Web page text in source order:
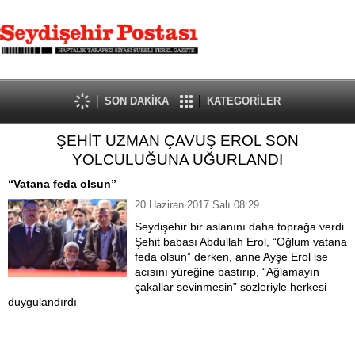
SON DAKİKA KATEGORİLER
ŞEHİT UZMAN ÇAVUŞ EROL SON
YOLCULUĞUNA UĞURLANDI
“Vatana feda olsun”
20 Haziran 2017 Salı 08:29
Seydişehir bir aslanını daha toprağa verdi.
Şehit babası Abdullah Erol, “Oğlum vatana
feda olsun” derken, anne Ayşe Erol ise
acısını yüreğine bastırıp, “Ağlamayın
çakallar sevinmesin” sözleriyle herkesi
duygulandırdı